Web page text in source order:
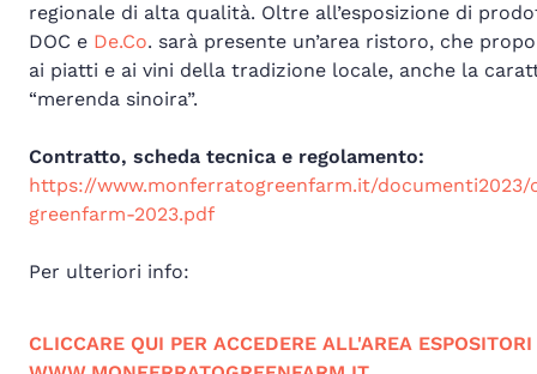
regionale di alta qualità. Oltre all’esposizione di
DOC e De.Co. sarà presente un’area ristoro, che
ai piatti e ai vini della tradizione locale, anche la
“merenda sinoira”.
Contratto, scheda tecnica e regolamento:
https://www.monferratogreenfarm.it/
greenfarm-2023.pdf
Per ulteriori info:
CLICCARE QUI PER ACCEDERE ALL'AREA